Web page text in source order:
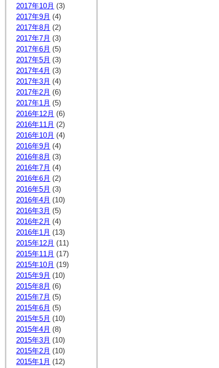
2017年10月 (3)
2017年9月 (4)
2017年8月 (2)
2017年7月 (3)
2017年6月 (5)
2017年5月 (3)
2017年4月 (3)
2017年3月 (4)
2017年2月 (6)
2017年1月 (5)
2016年12月 (6)
2016年11月 (2)
2016年10月 (4)
2016年9月 (4)
2016年8月 (3)
2016年7月 (4)
2016年6月 (2)
2016年5月 (3)
2016年4月 (10)
2016年3月 (5)
2016年2月 (4)
2016年1月 (13)
2015年12月 (11)
2015年11月 (17)
2015年10月 (19)
2015年9月 (10)
2015年8月 (6)
2015年7月 (5)
2015年6月 (5)
2015年5月 (10)
2015年4月 (8)
2015年3月 (10)
2015年2月 (10)
2015年1月 (12)